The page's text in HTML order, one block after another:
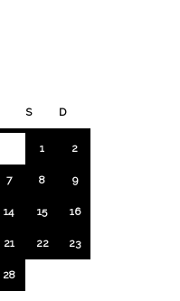
S D
1 2
7 8 9
14 15 16
21 22 23
28